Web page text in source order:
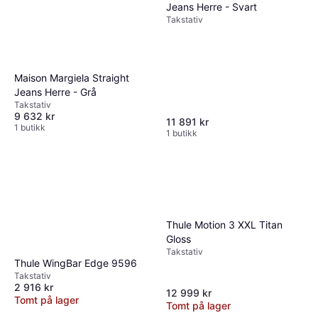
Maison Margiela Straight
Jeans Herre - Grå
Takstativ
9 632 kr
1 butikk
Jeans Herre - Svart
Takstativ
11 891 kr
1 butikk
Thule WingBar Edge 9596
Takstativ
2 916 kr
Tomt på lager
Thule Motion 3 XXL Titan
Gloss
Takstativ
12 999 kr
Tomt på lager